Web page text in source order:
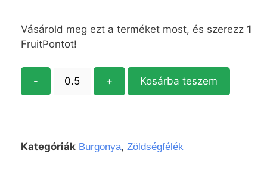
Vásárold meg ezt a terméket most, és szerezz 1
FruitPontot!
- + Kosárba teszem
Kategóriák Burgonya, Zöldségfélék